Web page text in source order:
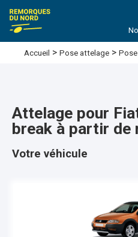
Accueil > Pose attelage >
Attelage pour
break à partir de
Votre véhicule